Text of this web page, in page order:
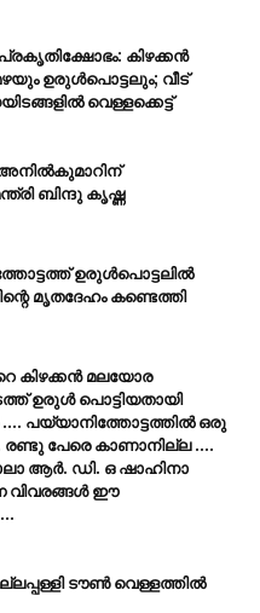
കിഴക്കന്‍
ഉരുള്‍പൊട്ടലും; വീട്
വെള്ളക്കെട്ട്
അനിൽകുമാറിന്
ബിന്ദു കൃഷ്ണ
ഉരുള്‍പൊട്ടലില്‍
മൃതദേഹം കണ്ടെത്തി
കിഴക്കൻ മലയോര
ഉരുൾ പൊട്ടിയതായി
പയ്യാനിത്തോട്ടത്തിൽ ഒരു
രണ്ടു പേരെ കാണാനില്ല ....
ആർ. ഡി. ഒ ഷാഹിനാ
വിവരങ്ങൾ ഈ
ടൗണ്‍ വെള്ളത്തില്‍